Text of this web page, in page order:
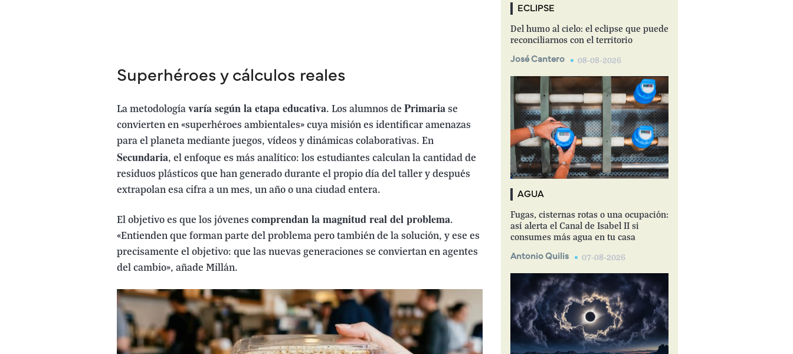
Superhéroes y cálculos reales
La metodología varía según la etapa educativa. Los alumnos de Primaria se
convierten en «superhéroes ambientales» cuya misión es identificar amenazas
para el planeta mediante juegos, vídeos y dinámicas colaborativas. En
Secundaria, el enfoque es más analítico: los estudiantes calculan la cantidad de
residuos plásticos que han generado durante el propio día del taller y después
extrapolan esa cifra a un mes, un año o una ciudad entera.
El objetivo es que los jóvenes comprendan la magnitud real del problema.
«Entienden que forman parte del problema pero también de la solución, y ese es
precisamente el objetivo: que las nuevas generaciones se conviertan en agentes
del cambio», añade Millán.
ECLIPSE
Del humo al cielo: el eclipse que puede
reconciliarnos con el territorio
José Cantero 08-08-2026
AGUA
Fugas, cisternas rotas o una ocupación:
así alerta el Canal de Isabel II si
consumes más agua en tu casa
Antonio Quilis 07-08-2026